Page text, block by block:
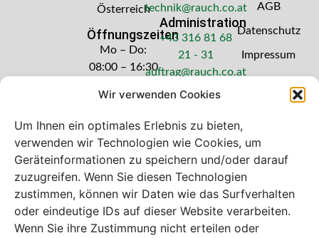
Wir verwenden Cookies
Um Ihnen ein optimales Erlebnis zu bieten,
verwenden wir Technologien wie Cookies, um
Geräteinformationen zu speichern und/oder darauf
zuzugreifen. Wenn Sie diesen Technologien
zustimmen, können wir Daten wie das Surfverhalten
oder eindeutige IDs auf dieser Website verarbeiten.
Wenn Sie ihre Zustimmung nicht erteilen oder
Österreich
Öffnungszeiten
Mo – Do:
08:00 – 16:30
Freitag: 08:00
technik@rauch.co.at
Administration
+43 316 81 68
21 - 31
auftrag@rauch.co.at
AGB
Datenschutz
Impressum
Bei diesem Webshop handelt es sich um
einen B2B-Webshop
A. Rauch GmbH – Ihr Experte aus Österreich für Waagen,